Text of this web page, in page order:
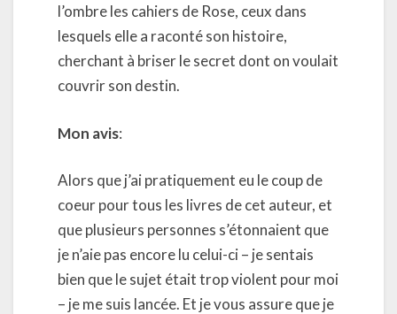
l’ombre les cahiers de Rose, ceux dans
lesquels elle a raconté son histoire,
cherchant à briser le secret dont on voulait
couvrir son destin.
Mon avis:
Alors que j’ai pratiquement eu le coup de
coeur pour tous les livres de cet auteur, et
que plusieurs personnes s’étonnaient que
je n’aie pas encore lu celui-ci – je sentais
bien que le sujet était trop violent pour moi
– je me suis lancée. Et je vous assure que je